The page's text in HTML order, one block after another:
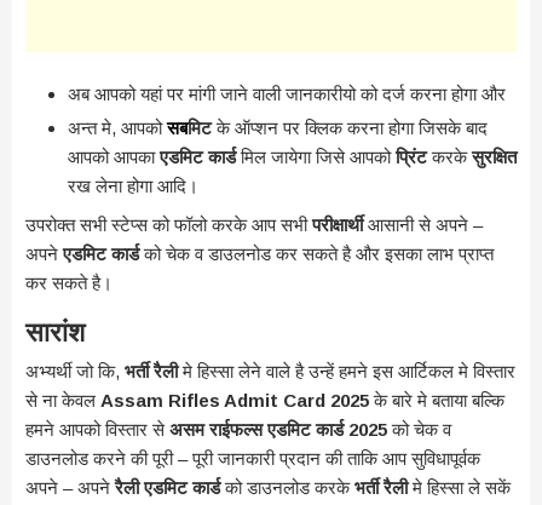
अब आपको यहां पर मांगी जाने वाली जानकारीयो को दर्ज करना होगा और
अन्त मे, आपकोसबमिटके ऑप्शन पर क्लिक करना होगा जिसके बाद
आपको आपकाएडमिट कार्डमिल जायेगा जिसे आपकोप्रिंटकरकेसुरक्षित
रख लेना होगा आदि।
उपरोक्त सभी स्टेप्स को फॉलो करके आप सभीपरीक्षार्थीआसानी से अपने –
अपनेएडमिट कार्डको चेक व डाउलनोड कर सकते है और इसका लाभ प्राप्त
कर सकते है।
सारांश
अभ्यर्थी जो कि, भर्ती रैलीमे हिस्सा लेने वाले है उन्हें हमने इस आर्टिकल मे विस्तार
से ना केवल Assam Rifles Admit Card 2025के बारे मे बताया बल्कि
हमने आपको विस्तार सेअसम राईफल्स एडमिट कार्ड 2025को चेक व
डाउनलोड करने की पूरी – पूरी जानकारी प्रदान की ताकि आप सुविधापूर्वक
अपने – अपनेरैली एडमिट कार्डको डाउनलोड करकेभर्ती रैलीमे हिस्सा ले सकें